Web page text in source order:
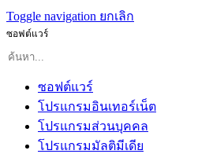
Toggle navigation ยกเลิก
ซอฟต์แวร์
ซอฟต์แวร์
โปรแกรมอินเทอร์เน็ต
โปรแกรมส่วนบุคคล
โปรแกรมมัลติมีเดีย